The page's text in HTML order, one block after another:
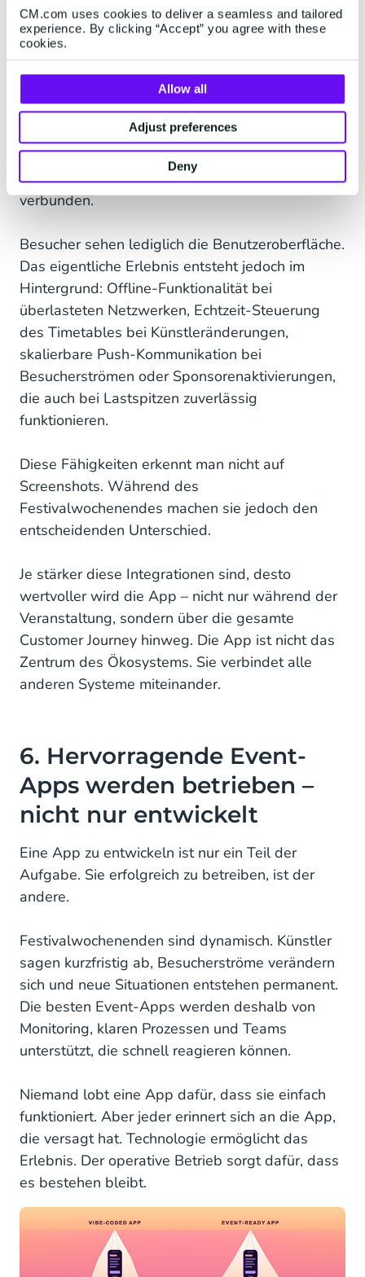
CM.com uses cookies to deliver a seamless and tailored
experience. By clicking “Accept” you agree with these
cookies.
Allow all
Adjust preferences
Deny
5. Die Oberfläche sehen
Besucher. Die
Integrationen erleben sie.
Moderne Event-Apps stehen selten für sich
allein. Sie sind mit Ticketing, CRM, Customer
Support, Marketing Automation, Payment-
Systemen und Sponsoring-Plattformen
verbunden.
Besucher sehen lediglich die Benutzeroberfläche.
Das eigentliche Erlebnis entsteht jedoch im
Hintergrund: Offline-Funktionalität bei
überlasteten Netzwerken, Echtzeit-Steuerung
des Timetables bei Künstleränderungen,
skalierbare Push-Kommunikation bei
Besucherströmen oder Sponsorenaktivierungen,
die auch bei Lastspitzen zuverlässig
funktionieren.
Diese Fähigkeiten erkennt man nicht auf
Screenshots. Während des
Festivalwochenendes machen sie jedoch den
entscheidenden Unterschied.
Je stärker diese Integrationen sind, desto
wertvoller wird die App – nicht nur während der
Veranstaltung, sondern über die gesamte
Customer Journey hinweg. Die App ist nicht das
Zentrum des Ökosystems. Sie verbindet alle
anderen Systeme miteinander.
6. Hervorragende Event-
Apps werden betrieben –
nicht nur entwickelt
Eine App zu entwickeln ist nur ein Teil der
Aufgabe. Sie erfolgreich zu betreiben, ist der
andere.
Festivalwochenenden sind dynamisch. Künstler
sagen kurzfristig ab, Besucherströme verändern
sich und neue Situationen entstehen permanent.
Die besten Event-Apps werden deshalb von
Monitoring, klaren Prozessen und Teams
unterstützt, die schnell reagieren können.
Niemand lobt eine App dafür, dass sie einfach
funktioniert. Aber jeder erinnert sich an die App,
die versagt hat. Technologie ermöglicht das
Erlebnis. Der operative Betrieb sorgt dafür, dass
es bestehen bleibt.